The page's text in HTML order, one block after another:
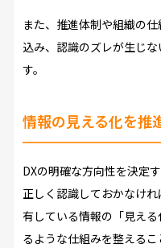
また、推進体制や組織の
込み、認識のズレが生じ
す。
情報の見える化を推
DXの明確な方向性を決定
正しく認識しておかなけ
有している情報の「見え
るような仕組みを整えるこ